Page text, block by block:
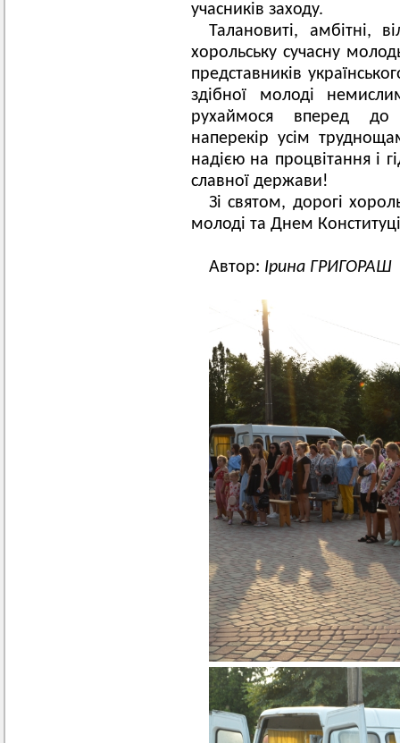
учасників заходу.
Талановиті, амбітні,
хорольську сучасну
представників
здібної молоді
рухаймося вперед до
наперекір усім
надією на процвітання і
славної держави!
Зі святом, дорогі
молоді та Днем
Автор: Ірина ГРИГОРАШ